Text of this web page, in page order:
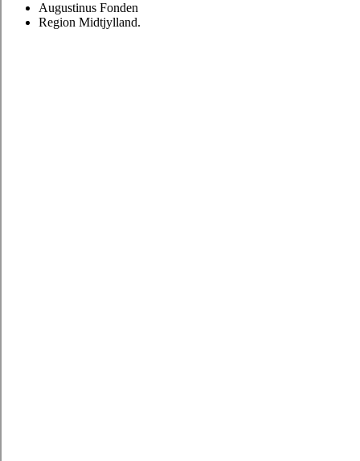
Augustinus Fonden
Region Midtjylland.